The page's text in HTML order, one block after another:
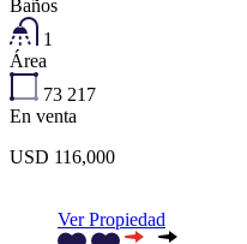
Baños
1
Área
73 217
En venta
USD 116,000
Ver Propiedad